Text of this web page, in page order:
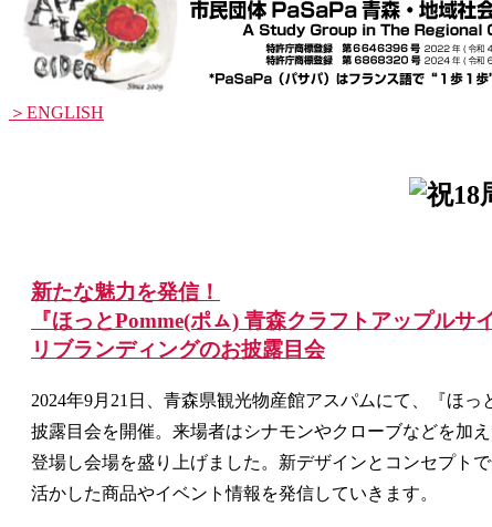
＞ENGLISH
新たな魅力を発信！
『ほっとPomme(ポㇺ) 青森クラフトアップルサ
リブランディングのお披露目会
2024年9月21日、青森県観光物産館アスパムにて、『ほ
披露目会を開催。来場者はシナモンやクローブなどを加
登場し会場を盛り上げました。新デザインとコンセプト
活かした商品やイベント情報を発信していきます。